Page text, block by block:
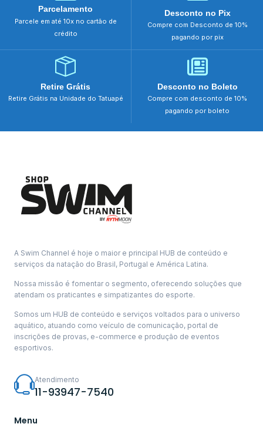
Parcelamento
Parcele em até 10x no cartão de
crédito
Desconto no Pix
Compre com Desconto de 10%
pagando por pix
Retire Grátis
Retire Grátis na Unidade do Tatuapé
Desconto no Boleto
Compre com desconto de 10%
pagando por boleto
A Swim Channel é hoje o maior e principal HUB de conteúdo e
serviços da natação do Brasil, Portugal e América Latina.
Nossa missão é fomentar o segmento, oferecendo soluções que
atendam os praticantes e simpatizantes do esporte.
Somos um HUB de conteúdo e serviços voltados para o universo
aquático, atuando como veículo de comunicação, portal de
inscrições de provas, e-commerce e produção de eventos
esportivos.
Atendimento
11-93947-7540
Menu